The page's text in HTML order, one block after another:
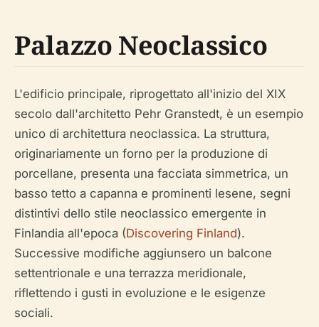
Palazzo Neoclassico
L'edificio principale, riprogettato all'inizio del XIX
secolo dall'architetto Pehr Granstedt, è un esempio
unico di architettura neoclassica. La struttura,
originariamente un forno per la produzione di
porcellane, presenta una facciata simmetrica, un
basso tetto a capanna e prominenti lesene, segni
distintivi dello stile neoclassico emergente in
Finlandia all'epoca (Discovering Finland).
Successive modifiche aggiunsero un balcone
settentrionale e una terrazza meridionale,
riflettendo i gusti in evoluzione e le esigenze
sociali.